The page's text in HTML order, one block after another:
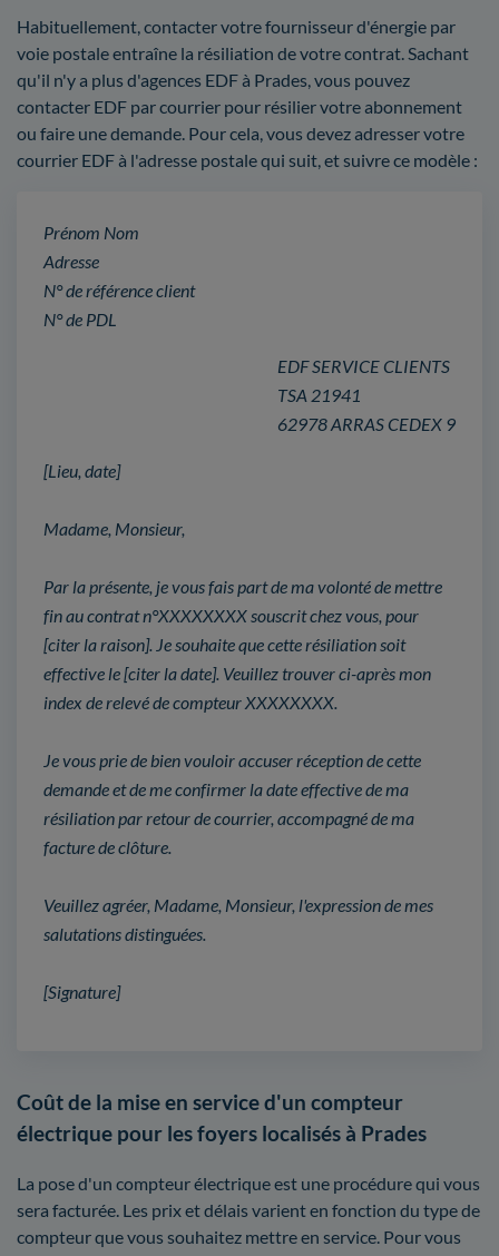
Habituellement, contacter votre fournisseur d'énergie par
voie postale entraîne la résiliation de votre contrat. Sachant
qu'il n'y a plus d'agences EDF à Prades, vous pouvez
contacter EDF par courrier pour résilier votre abonnement
ou faire une demande. Pour cela, vous devez adresser votre
courrier EDF à l'adresse postale qui suit, et suivre ce modèle :
Prénom Nom
Adresse
N° de référence client
N° de PDL
EDF SERVICE CLIENTS
TSA 21941
62978 ARRAS CEDEX 9
[Lieu, date]
Madame, Monsieur,
Par la présente, je vous fais part de ma volonté de mettre
fin au contrat n°XXXXXXXX souscrit chez vous, pour
[citer la raison]. Je souhaite que cette résiliation soit
effective le [citer la date]. Veuillez trouver ci-après mon
index de relevé de compteur XXXXXXXX.
Je vous prie de bien vouloir accuser réception de cette
demande et de me confirmer la date effective de ma
résiliation par retour de courrier, accompagné de ma
facture de clôture.
Veuillez agréer, Madame, Monsieur, l'expression de mes
salutations distinguées.
[Signature]
Coût de la mise en service d'un compteur
électrique pour les foyers localisés à Prades
La pose d'un compteur électrique est une procédure qui vous
sera facturée. Les prix et délais varient en fonction du type de
compteur que vous souhaitez mettre en service. Pour vous